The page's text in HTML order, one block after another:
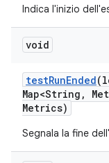
Indica l'inizio
void
testRunEnded
Map<String ,
Metrics)
Segnala la fine